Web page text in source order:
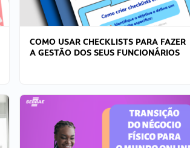
COMO USAR CHECKLISTS PARA FAZER
A GESTÃO DOS SEUS FUNCIONÁRIOS